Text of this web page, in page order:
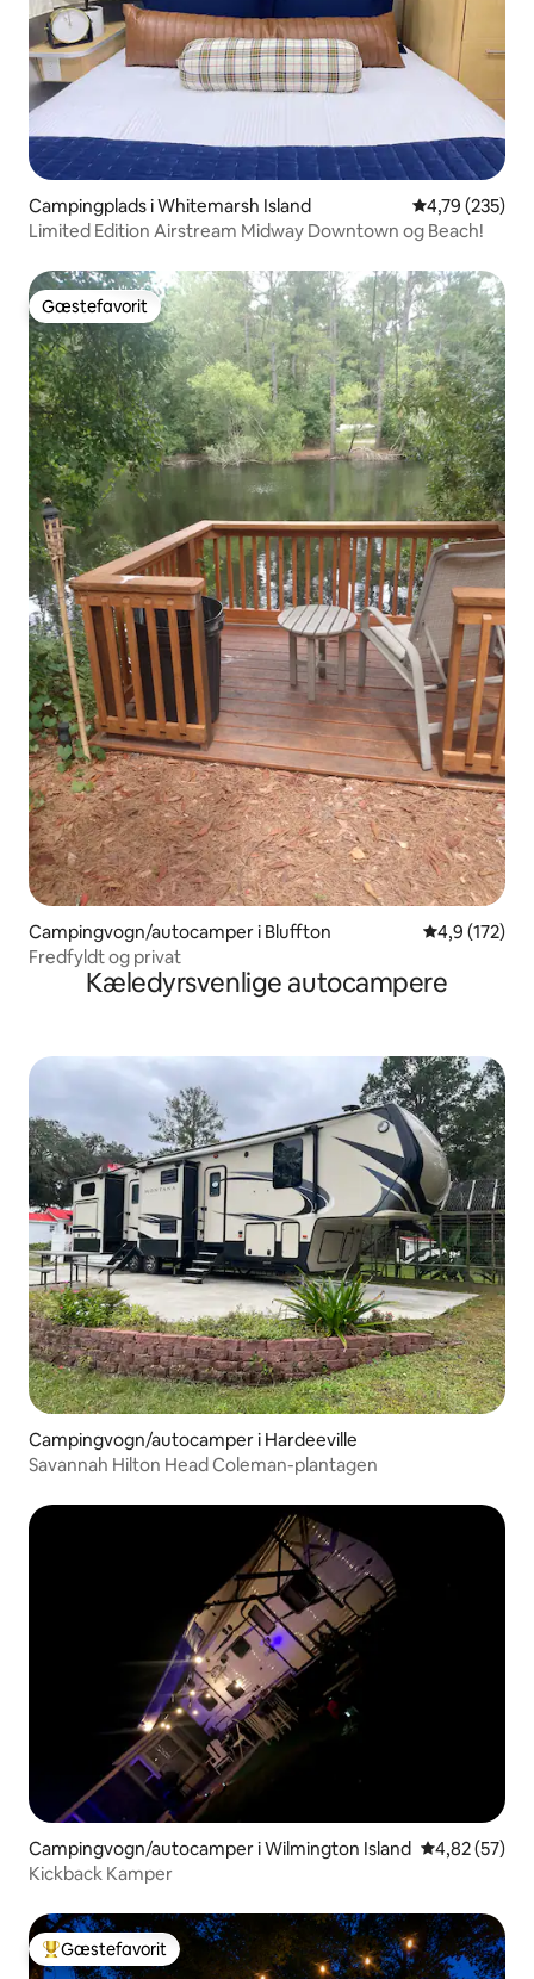
Campingplads i Whitemarsh Island 4,79 ud af 5 i
4,79 (235)
Limited Edition Airstream Midway Downtown og Beach!
Gæstefavorit
Gæstefavorit
Campingvogn/autocamper i Bluffton 4,9 ud af 5 i
4,9 (172)
Fredfyldt og privat
Kæledyrsvenlige autocampere
Campingvogn/autocamper i Hardeeville
Savannah Hilton Head Coleman-plantagen
Campingvogn/autocamper i Wilmington Island 4,82 ud af 5 i
4,82 (57)
Kickback Kamper
Bedste gæstefavorit
Gæstefavorit